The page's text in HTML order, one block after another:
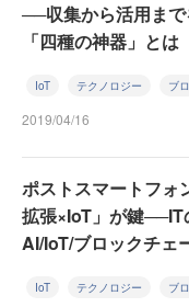
──収集から活用ま
「四種の神器」とは
IoT テクノロジー ブ
2019/04/16
ポストスマートフォ
拡張×IoT」が鍵──IT
AI/IoT/ブロックチェ
IoT テクノロジー ブ